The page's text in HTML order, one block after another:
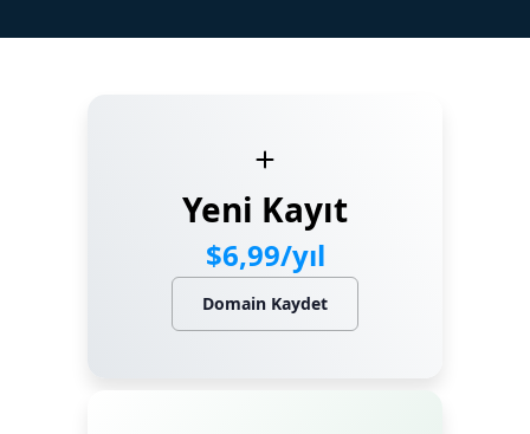
Yeni Kayıt
$6,99/yıl
Domain Kaydet